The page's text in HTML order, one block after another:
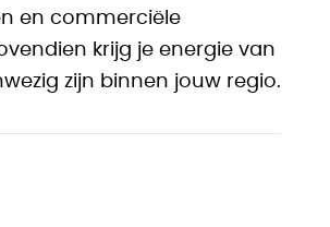
en commerciële
krijg je energie van
zijn binnen jouw regio.